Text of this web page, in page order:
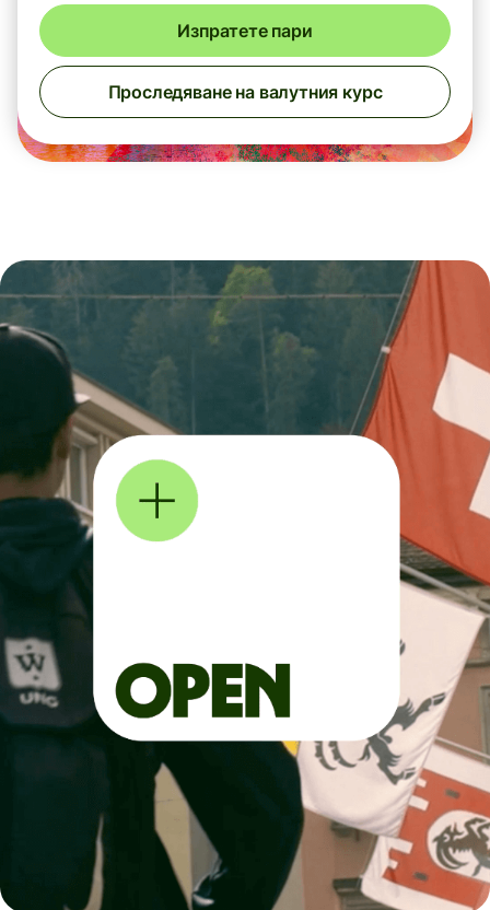
Изпратете пари
Проследяване на валутния курс